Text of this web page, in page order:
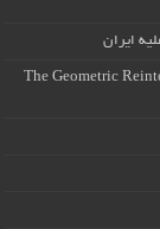
ایران
The Geometric